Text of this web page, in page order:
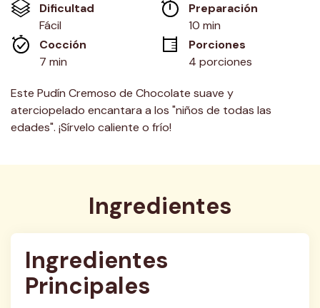
en
misma
página.
Dificultad
Fácil
Preparación
10 min
Cocción
7 min
Porciones
4 porciones
Este Pudín Cremoso de Chocolate suave y
aterciopelado encantara a los "niños de todas las
edades". ¡Sírvelo caliente o frío!
Ingredientes
Ingredientes
Principales